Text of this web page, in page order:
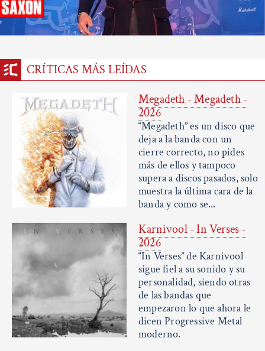
CRÍTICAS MÁS LEÍDAS
Megadeth - Megadeth -
2026
“Megadeth” es un disco que
deja a la banda con un
cierre correcto, no pides
más de ellos y tampoco
supera a discos pasados, solo
muestra la última cara de la
banda y como se...
Karnivool - In Verses -
2026
“In Verses” de Karnivool
sigue fiel a su sonido y su
personalidad, siendo otras
de las bandas que
empezaron lo que ahora le
dicen Progressive Metal
moderno.